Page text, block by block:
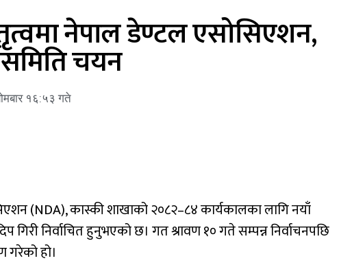
नेपाल डेण्टल एसोसिएशन,
चयन
१६:५३ गते
(NDA), कास्की शाखाको २०८२–८४ कार्यकालका लागि नयाँ
गिरी निर्वाचित हुनुभएको छ। गत श्रावण १० गते सम्पन्न निर्वाचनपछि
गरेको हो।